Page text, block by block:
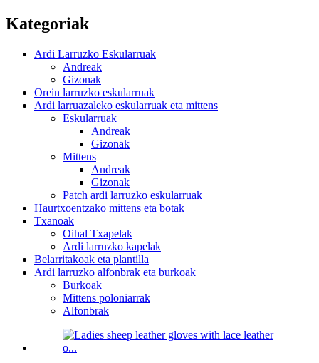
Kategoriak
Ardi Larruzko Eskularruak
Andreak
Gizonak
Orein larruzko eskularruak
Ardi larruazaleko eskularruak eta mittens
Eskularruak
Andreak
Gizonak
Mittens
Andreak
Gizonak
Patch ardi larruzko eskularruak
Haurtxoentzako mittens eta botak
Txanoak
Oihal Txapelak
Ardi larruzko kapelak
Belarritakoak eta plantilla
Ardi larruzko alfonbrak eta burkoak
Burkoak
Mittens poloniarrak
Alfonbrak